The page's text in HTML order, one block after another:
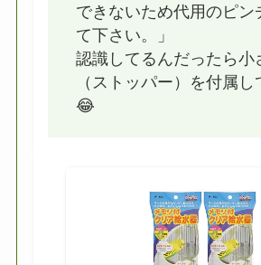
できないため代用のピン
て下さい。」
認識してるんだったら小
（ストッパー）を付属し
😂